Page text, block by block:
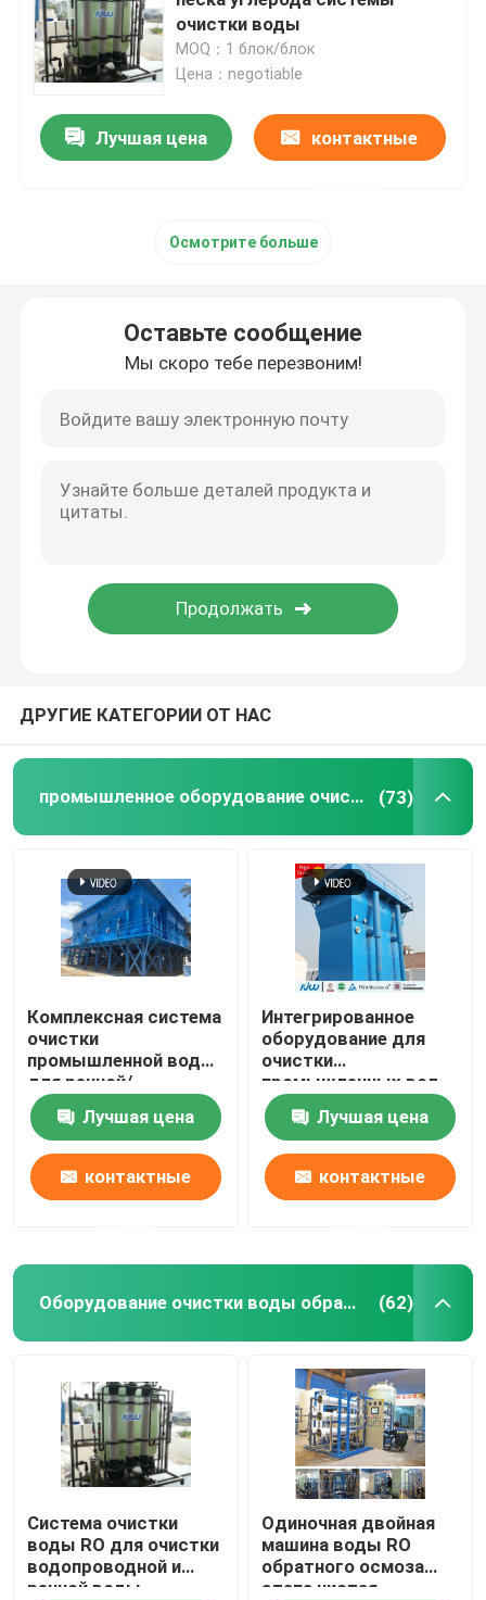
ultrapure система очищения воды
Промышленные системы очищения питьевой воды
Пакет водоочистной станции
система мембраны ультрафильтрования
очистки воды
MOQ：1 блок/блок
Цена：negotiable
Лучшая цена контактные
Осмотрите больше
Оставьте сообщение
Мы скоро тебе перезвоним!
ДРУГИЕ КАТЕГОРИИ ОТ НАС
промышленное оборудование очистки воды (73)
Комплексная система
очистки
промышленной воды
для речной/
поверхностной воды.
Высокопроизводительная
и передовая.
Лучшая цена
контактные
Интегрированное
оборудование для
очистки
промышленных вод
для сельского
водопользования
Лучшая цена
контактные
Оборудование очистки воды обратного осмоза (62)
Система очистки
воды RO для очистки
водопроводной и
речной воды
Одиночная двойная
машина воды RO
обратного осмоза
этапа чистая